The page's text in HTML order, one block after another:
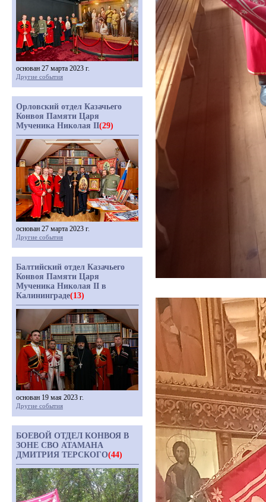
основан 27 марта 2023 г.
Другие события
Орловский отдел Казачьего
Конвоя Памяти Царя
Мученика Николая II(29)
основан 27 марта 2023 г.
Другие события
Балтийский отдел Казачьего
Конвоя Памяти Царя
Мученика Николая II в
Калининграде(13)
основан 19 мая 2023 г.
Другие события
БОЕВОЙ ОТДЕЛ КОНВОЯ В
ЗОНЕ СВО АТАМАНА
ДМИТРИЯ ТЕРСКОГО(44)